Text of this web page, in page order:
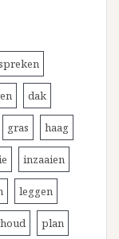
dak
gras haag
inzaaien
leggen
plan